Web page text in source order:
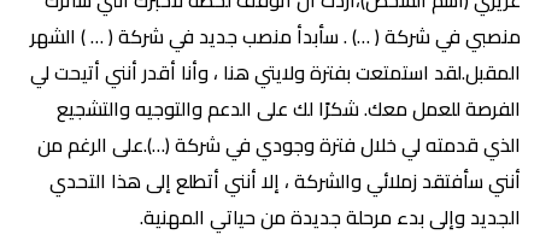
منصبي في شركة ( …) . سأبدأ منصب جديد في شركة ( … ) الشهر
المقبل.لقد استمتعت بفترة ولايتي هنا ، وأنا أقدر أنني أتيحت لي
الفرصة للعمل معك. شكرًا لك على الدعم والتوجيه والتشجيع
الذي قدمته لي خلال فترة وجودي في شركة (…).على الرغم من
أنني سأفتقد زملائي والشركة ، إلا أنني أتطلع إلى هذا التحدي
الجديد وإلى بدء مرحلة جديدة من حياتي المهنية.